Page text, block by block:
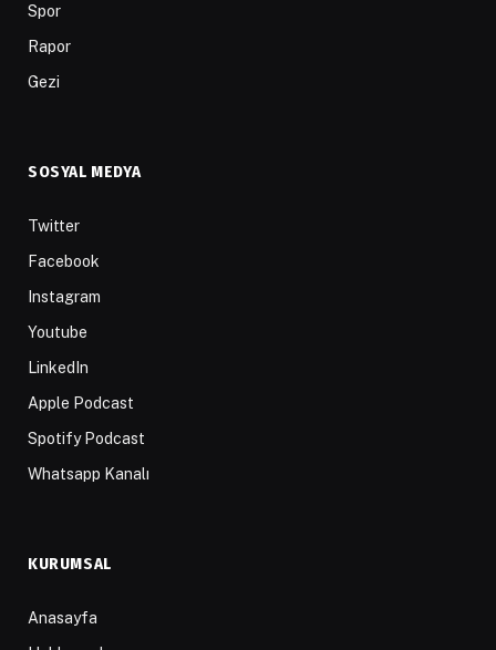
Spor
Rapor
Gezi
SOSYAL MEDYA
Twitter
Facebook
Instagram
Youtube
LinkedIn
Apple Podcast
Spotify Podcast
Whatsapp Kanalı
KURUMSAL
Anasayfa